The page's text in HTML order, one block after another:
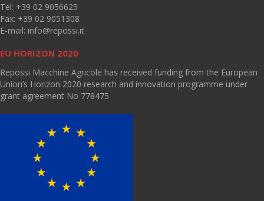
Tel: +39 02 9056625
Fax: +39 02 9051308
E-mail: info@repossi.it
EU HORIZON 2020
Repossi Macchine Agricole has received funding from the European
Union’s Horizon 2020 research and innovation programme under
grant agreement No 778475